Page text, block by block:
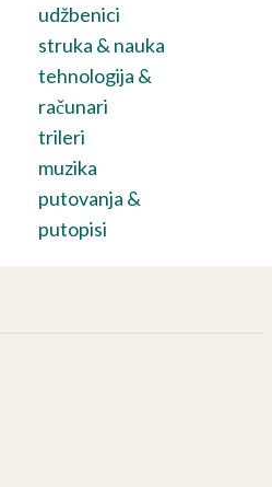
udžbenici
struka & nauka
tehnologija &
računari
trileri
muzika
putovanja &
putopisi